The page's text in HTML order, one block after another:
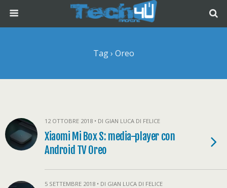
Tag › Oreo
12 OTTOBRE 2018 • DI GIAN LUCA DI FELICE
Xiaomi Mi Box S: media-player con
Android TV Oreo
5 SETTEMBRE 2018 • DI GIAN LUCA DI FELICE